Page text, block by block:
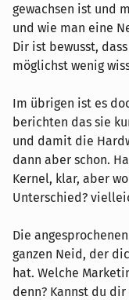
gewachsen ist und
und wie man eine
Dir ist bewusst,
möglichst wenig
Im übrigen ist es
berichten das sie
und damit die
dann aber schon.
Kernel, klar, aber
Unterschied?
Die
ganzen Neid, der
hat. Welche
denn? Kannst du